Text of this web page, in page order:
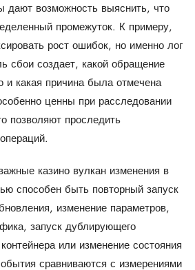
возможность выяснить, что
промежуток. К примеру,
рост ошибок, но именно лог
сбои создает, какой обращение
и какая причина была отмечена
ценны при расследовании
позволяют проследить
казино вулкан изменения в
способен быть повторный запуск
изменение параметров,
запуск дублирующего
или изменение состояния
сравниваются с измерениями